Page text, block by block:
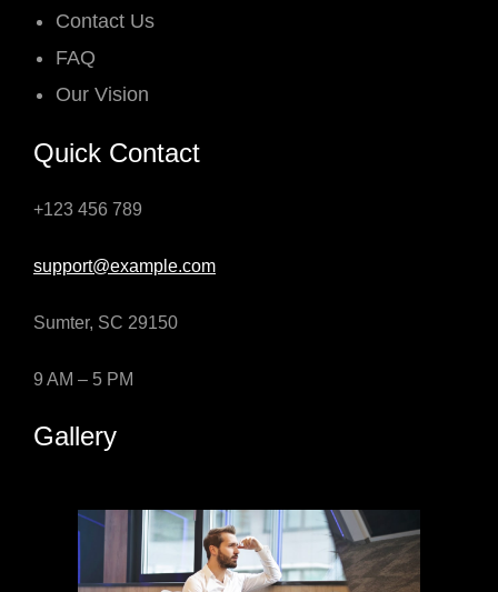
Contact Us
FAQ
Our Vision
Quick Contact
+123 456 789
support@example.com
Sumter, SC 29150
9 AM – 5 PM
Gallery